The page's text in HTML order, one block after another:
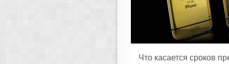
Что касается сроков